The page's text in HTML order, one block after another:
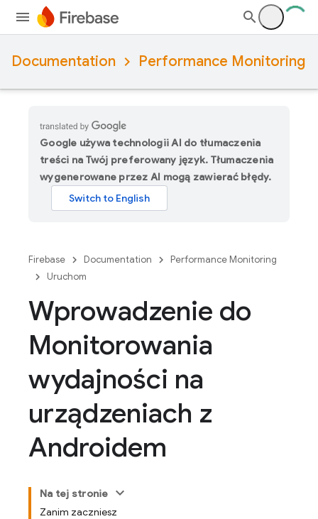
Documentation Performance Monitoring
Google używa technologii AI do tłumaczenia
treści na Twój preferowany język. Tłumaczenia
wygenerowane przez AI mogą zawierać błędy.
Firebase Documentation
Performance Monitoring
Uruchom
Wprowadzenie do
Monitorowania
wydajności na
urządzeniach z
Androidem
Na tej stronie
Zanim zaczniesz